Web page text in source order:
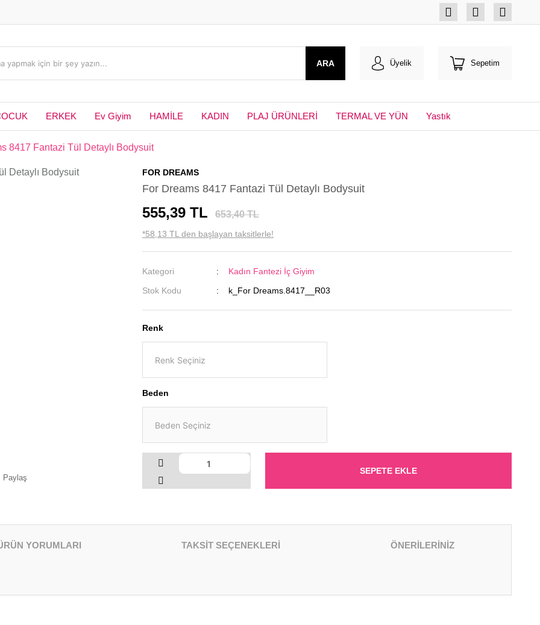
ARA Üyelik Sepetim
ERKEK Ev Giyim HAMİLE KADIN PLAJ ÜRÜNLERİ TERMAL VE YÜN Yastık
8417 Fantazi Tül Detaylı Bodysuit
Paylaş
FOR DREAMS
For Dreams 8417 Fantazi Tül Detaylı Bodysuit
555,39 TL 653,40 TL
*58,13 TL den başlayan taksitlerle!
Kategori
Kadın Fantezi İç Giyim
Stok Kodu
k_For Dreams.8417__R03
Renk
Beden
SEPETE EKLE
YORUMLARI TAKSİT SEÇENEKLERİ ÖNERİLERİNİZ